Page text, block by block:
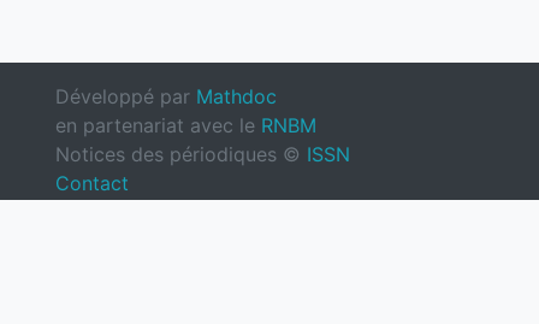
Développé par Mathdoc
en partenariat avec le RNBM
Notices des périodiques © ISSN
Contact